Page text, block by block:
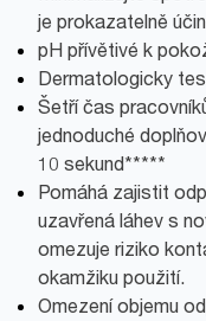
je prokazatelně
pH přívětivé k
Dermatologicky
Šetří čas
jednoduché
10 sekund*****
Pomáhá zajistit
uzavřená láhev s
omezuje riziko
okamžiku použití.
Omezení objemu